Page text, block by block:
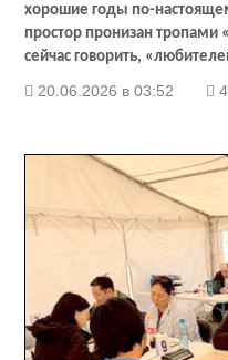
хорошие годы по-
простор пронизан тропами
сейчас говорить,
20.06.2026 в 03:52